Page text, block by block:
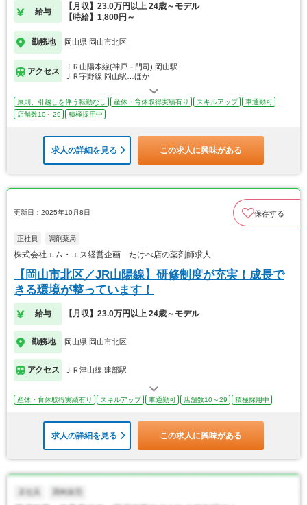
給与
【月収】23.0万円以上 24歳～モデル
【時給】1,800円～
勤務地 岡山県 岡山市北区
アクセス
ＪＲ山陽本線(神戸－門司) 岡山駅
ＪＲ宇野線 岡山駅…ほか
原則、引越しを伴う転勤なし 産休・育休取得実績有り スキルアップ
車通勤可
店舗数10～29
積極採用中
求人の詳細を見る この求人に興味がある
更新日：2025年10月8日 保存する
正社員 調剤薬局
株式会社エム・エス経営企画 たけべ店の薬剤師求人
【岡山市北区／JR山陽線】研修制度が充実！成長で
きる環境が整っています！
給与 【月収】23.0万円以上 24歳～モデル
勤務地 岡山県 岡山市北区
アクセス ＪＲ津山線 建部駅
産休・育休取得実績有り スキルアップ 車通勤可 店舗数10～29 積極採用中
求人の詳細を見る この求人に興味がある